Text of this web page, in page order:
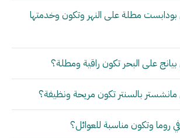
مطلة على النهر وتكون وخدمتها
على البحر تكون راقية ومطلة؟
بالسنتر تكون مريحة ونظيفة؟
روما وتكون مناسبة للعوائل؟